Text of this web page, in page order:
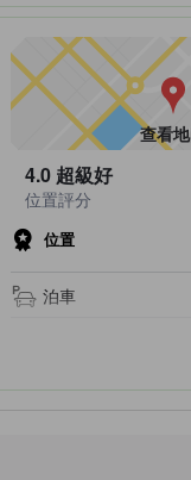
查看
4.0 超級好
位置評分
位置
泊車